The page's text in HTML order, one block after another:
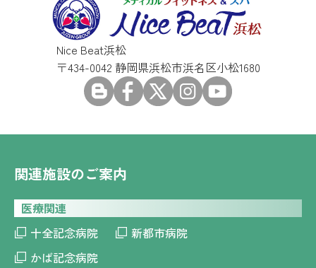
Nice Beat浜松
〒434-0042 静岡県浜松市浜名区小松1680
関連施設のご案内
医療関連
十全記念病院
新都市病院
かば記念病院